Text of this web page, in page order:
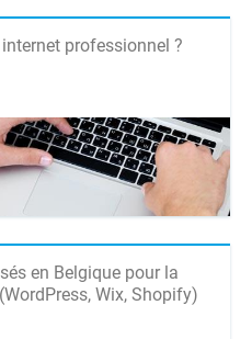
professionnel ?
en Belgique pour la
Wix, Shopify)